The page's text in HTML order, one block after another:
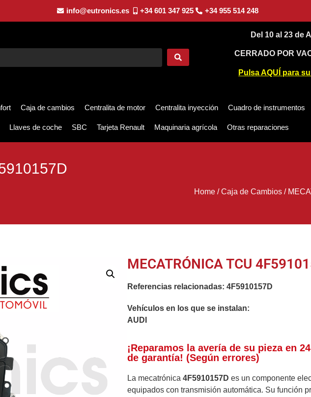
info@eutronics.es +34 601 347 925 +34 955 514 248
Del 10 al 23 de
CERRADO POR
Pulsa AQUÍ para
Caja de cambios Centralita de motor Centralita inyección Cuadro de instrumentos
Llaves de coche SBC Tarjeta Renault Maquinaria agrícola Otras reparaciones
Home/Caja de Cambios/
MECATRÓNICA TCU
Referencias relacionadas: 4F5910157D
Vehículos en los que se instalan:
AUDI
¡Reparamos la avería de su pieza en
de garantía! (Según errores)
La mecatrónica 4F5910157D es un componente
equipados con transmisión automática. Su función